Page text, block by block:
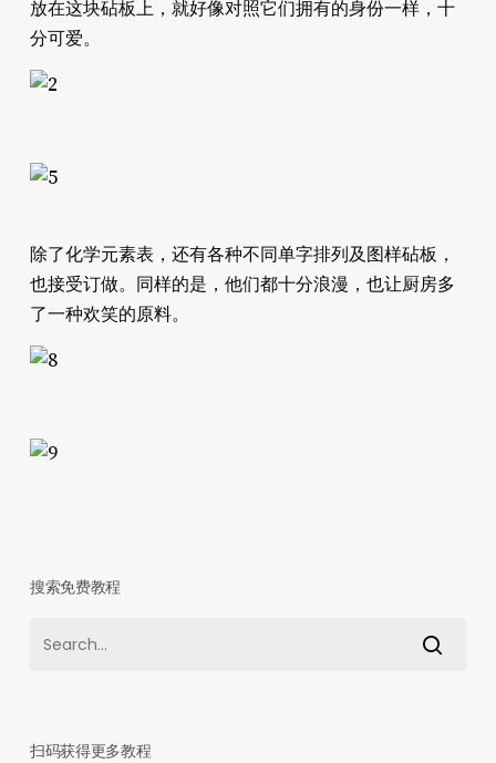
放在这块砧板上，就好像对照它们拥有的身份一样，十
分可爱。
除了化学元素表，还有各种不同单字排列及图样砧板，
也接受订做。同样的是，他们都十分浪漫，也让厨房多
了一种欢笑的原料。
搜索免费教程
扫码获得更多教程